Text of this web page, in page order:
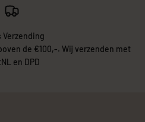
Verzending
de €100,-. Wij verzenden met
en DPD